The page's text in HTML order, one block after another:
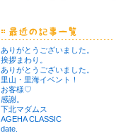
ありがとうございました。
挨拶まわり。
ありがとうございました。
里山・里海イベント！
お客様♡
感謝。
下北マダムス
AGEHA CLASSIC
date.